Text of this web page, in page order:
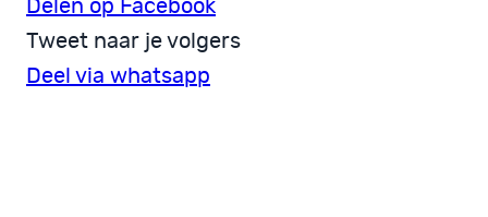
Delen op Facebook
Tweet naar je volgers
Deel via whatsapp